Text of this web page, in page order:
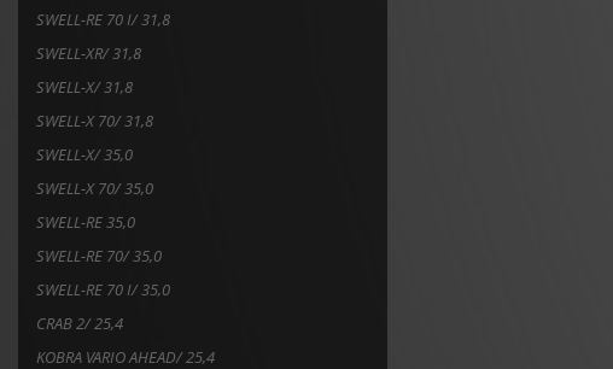
SWELL-RE 70 I/ 31,8
SWELL-XR/ 31,8
SWELL-X/ 31,8
SWELL-X 70/ 31,8
SWELL-X/ 35,0
SWELL-X 70/ 35,0
SWELL-RE 35,0
SWELL-RE 70/ 35,0
SWELL-RE 70 I/ 35,0
CRAB 2/ 25,4
KOBRA VARIO AHEAD/ 25,4